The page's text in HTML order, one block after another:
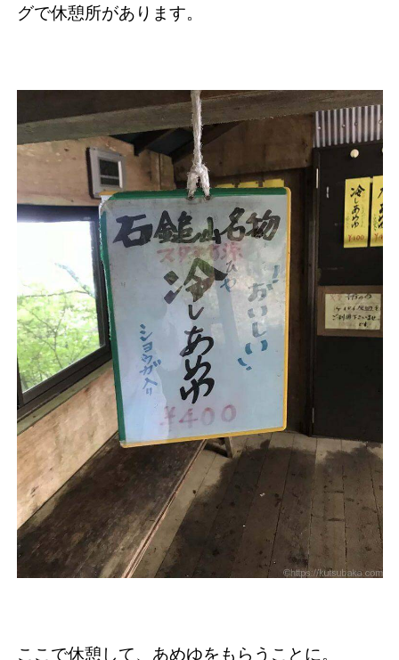
グで休憩所があります。
ここで休憩して、あめゆをもらうことに。